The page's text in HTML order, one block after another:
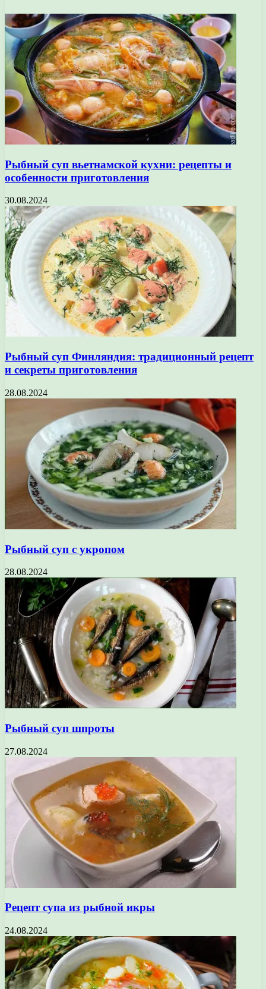
Рыбный суп вьетнамской кухни: рецепты и
особенности приготовления
30.08.2024
Рыбный суп Финляндия: традиционный рецепт
и секреты приготовления
28.08.2024
Рыбный суп с укропом
28.08.2024
Рыбный суп шпроты
27.08.2024
Рецепт супа из рыбной икры
24.08.2024